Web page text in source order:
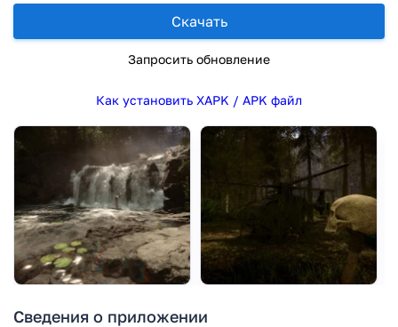
Скачать
Запросить обновление
Как установить XAPK / APK файл
Сведения о приложении